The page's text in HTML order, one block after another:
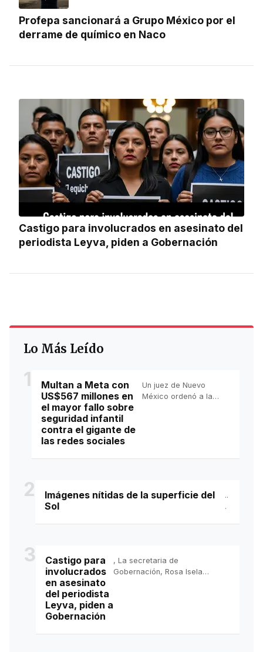
Profepa sancionará a Grupo México por el
derrame de químico en Naco
Castigo para involucrados en asesinato del
periodista Leyva, piden a Gobernación
Lo Más Leído
1
Multan a Meta con
US$567 millones en
el mayor fallo sobre
seguridad infantil
contra el gigante de
las redes sociales
Un juez de Nuevo
México ordenó a la
2
Imágenes nítidas de la superficie del
Sol
..
.
3
Castigo para
involucrados
en asesinato
del periodista
Leyva, piden a
Gobernación
, La secretaria de
Gobernación, Rosa Isela